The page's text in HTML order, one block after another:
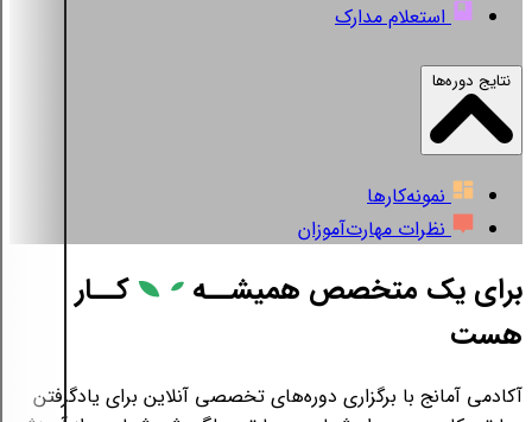
استعلام مدارک
نتایج دوره‌ها
نمونه‌کارها
نظرات مهارت‌آموزان
برای یک متخصص همیشــه
کــار
هست
آکادمی آمانج با برگزاری دوره‌های تخصصی آنلاین برای یادگرفتن